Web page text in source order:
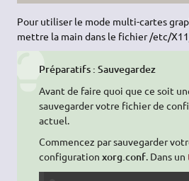
Pour utiliser le mode multi-cartes
mettre la main dans le fichier /etc/
Préparatifs : Sauvegardez
Avant de faire quoi que ce soit
sauvegarder votre fichier de
actuel.
Commencez par sauvegarder
configuration xorg.conf. Dans un